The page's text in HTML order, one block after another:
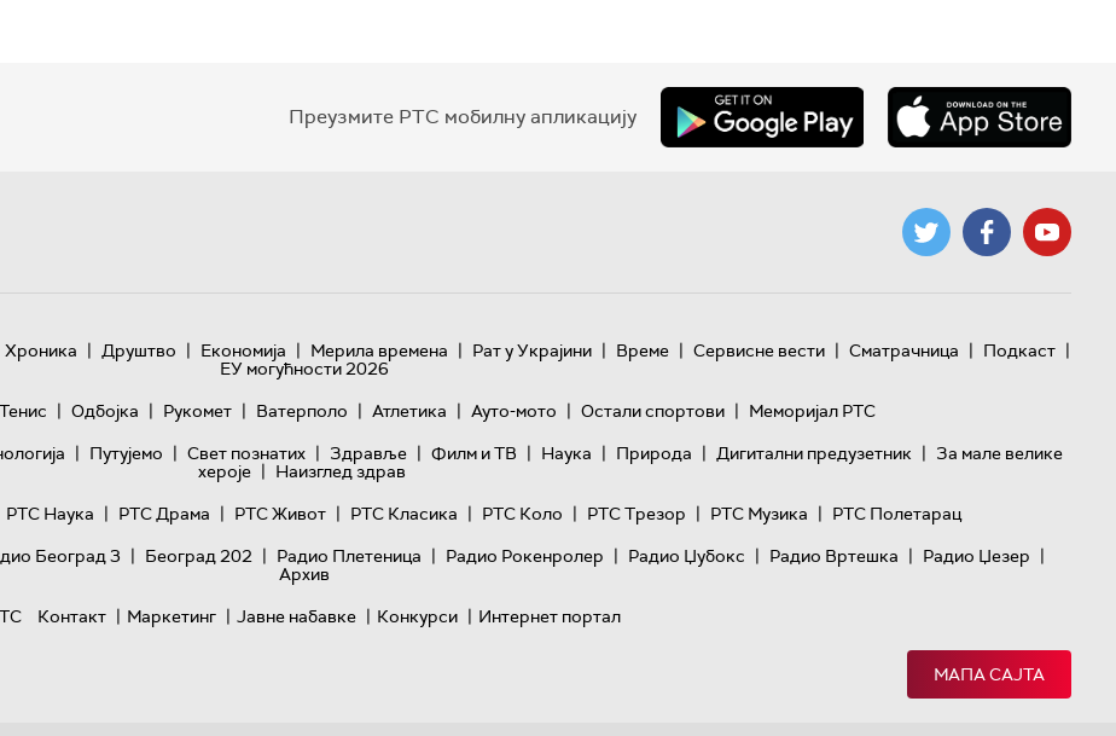
Преузмите РТС мобилну апликацију
Хроника | Друштво | Економија | Мерила времена | Рат у Украјини | Време | Сервисне вести | Сматрачница | Подкаст |
ЕУ могућности 2026
Тенис | Одбојка | Рукомет | Ватерполо | Атлетика | Ауто-мото | Остали спортови | Меморијал РТС
| Путујемо | Свет познатих | Здравље | Филм и ТВ | Наука | Природа | Дигитални предузетник | За мале велике
хероје | Наизглед здрав
РТС Наука | РТС Драма | РТС Живот | РТС Класика | РТС Коло | РТС Трезор | РТС Музика | РТС Полетарац
Београд 3 | Београд 202 | Радио Плетеница | Радио Рокенролер | Радио Џубокс | Радио Вртешка | Радио Џезер |
Архив
Контакт | Маркетинг | Јавне набавке | Конкурси | Интернет портал
МАПА САЈТА